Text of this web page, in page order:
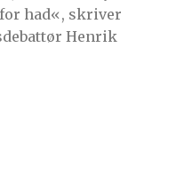
had«, skriver
Henrik